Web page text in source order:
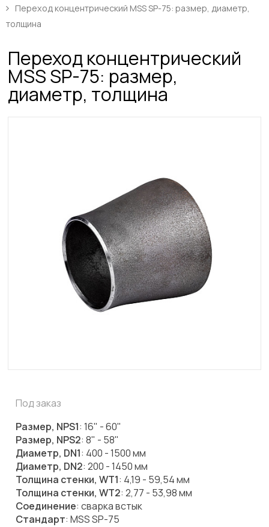
Переход концентрический MSS SP-75: размер, диаметр,
толщина
Переход концентрический
MSS SP-75: размер,
диаметр, толщина
Под заказ
Размер, NPS1: 16" - 60"
Размер, NPS2: 8" - 58"
Диаметр, DN1: 400 - 1500 мм
Диаметр, DN2: 200 - 1450 мм
Толщина стенки, WT1: 4,19 - 59,54 мм
Толщина стенки, WT2: 2,77 - 53,98 мм
Соединение: сварка встык
Стандарт: MSS SP-75